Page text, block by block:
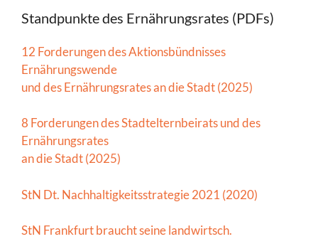
Standpunkte des Ernährungsrates (PDFs)
12 Forderungen des Aktionsbündnisses
Ernährungswende
und des Ernährungsrates an die Stadt (2025)
8 Forderungen des Stadtelternbeirats und des
Ernährungsrates
an die Stadt (2025)
StN Dt. Nachhaltigkeitsstrategie 2021 (2020)
StN Frankfurt braucht seine landwirtsch.